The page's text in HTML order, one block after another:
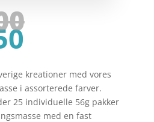
Den
var:
kr.
Den
pris
er:
kr.
kreationer med vores
i assorterede farver.
25 individuelle 56g pakker
med en fast